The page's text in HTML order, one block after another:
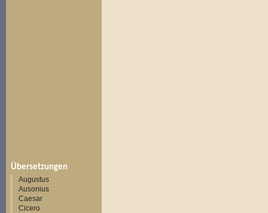
Übersetzungen
Augustus
Ausonius
Caesar
Cicero